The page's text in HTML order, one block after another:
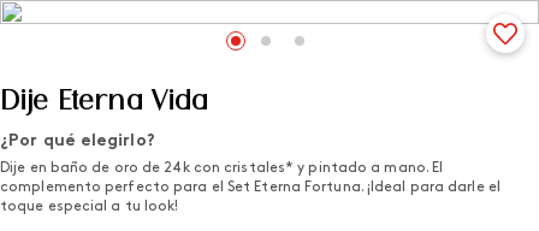
Dije Eterna Vida
¿Por qué elegirlo?
Dije en baño de oro de 24k con cristales* y pintado a mano. El
complemento perfecto para el Set Eterna Fortuna. ¡Ideal para darle el
toque especial a tu look!